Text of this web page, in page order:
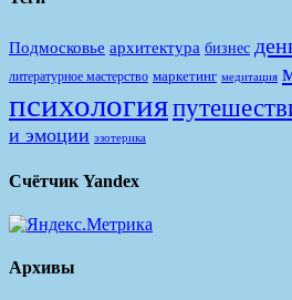
Подмосковье архитектура бизнес
литературное мастерство маркетинг медитация
психология
и эмоции эзотерика
Счётчик Yandex
Архивы